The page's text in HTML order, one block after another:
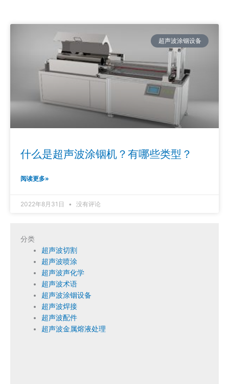
超声波涂铟设备
什么是超声波涂铟机？有哪些类型？
阅读更多»
2022年8月31日 没有评论
分类
超声波切割
超声波喷涂
超声波声化学
超声波术语
超声波涂铟设备
超声波焊接
超声波配件
超声波金属熔液处理